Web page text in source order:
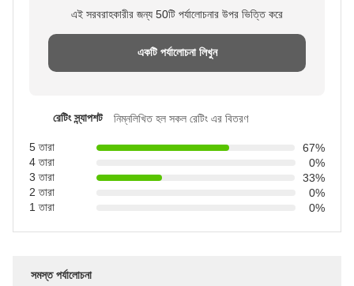
এই সরবরাহকারীর জন্য 50টি পর্যালোচনার উপর ভিত্তি করে
একটি পর্যালোচনা লিখুন
রেটিং স্ন্যাপশট নিম্নলিখিত হল সকল রেটিং এর বিতরণ
5 তারা
67%
4 তারা
0%
3 তারা
33%
2 তারা
0%
1 তারা
0%
সমস্ত পর্যালোচনা